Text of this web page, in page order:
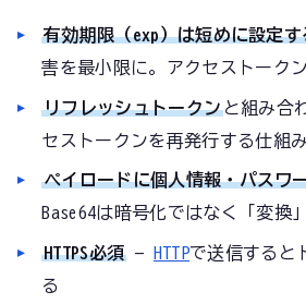
有効期限（exp）は短めに設定す
害を最小限に。アクセストーク
リフレッシュトークンと組み合
セストークンを再発行する仕組
ペイロードに個人情報・パスワ
Base64は暗号化ではなく「変換
HTTPS必須— HTTPで送信すると
る